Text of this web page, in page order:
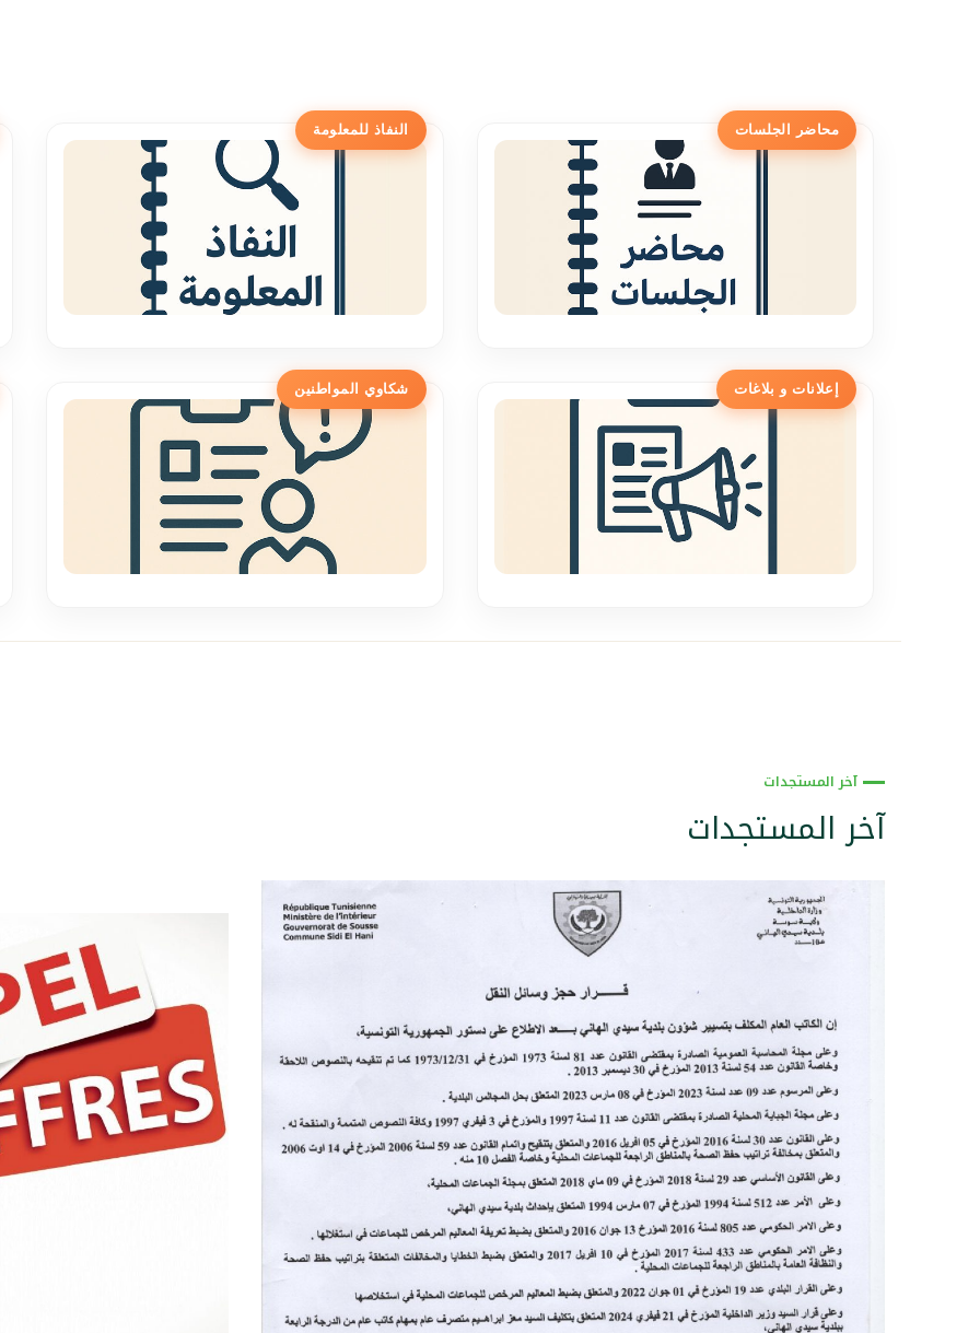
محاضر الجلسات النفاذ للمعلومة
إعلانات و بلاغات شكاوي المواطنين
آخر المستجدات
آخر المستجدات